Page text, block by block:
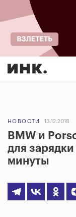
НОВОСТИ 13.12.2018
BMW и
для
минуты